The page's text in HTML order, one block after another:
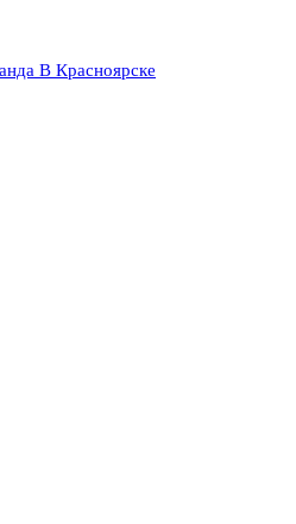
В Красноярске